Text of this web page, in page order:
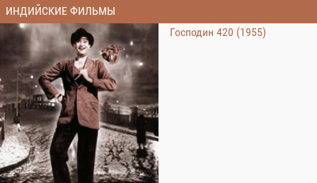
ИНДИЙСКИЕ ФИЛЬМЫ
Господин 420 (1955)